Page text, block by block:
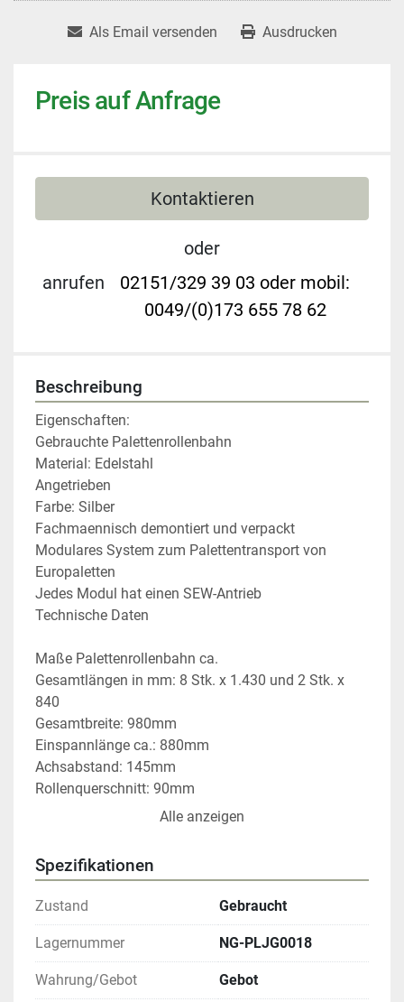
Als Email versenden Ausdrucken
Preis auf Anfrage
Kontaktieren
oder
anrufen
02151/329 39 03 oder mobil:
0049/(0)173 655 78 62
Beschreibung
Eigenschaften:
Gebrauchte Palettenrollenbahn
Material: Edelstahl
Angetrieben
Farbe: Silber
Fachmaennisch demontiert und verpackt
Modulares System zum Palettentransport von
Europaletten
Jedes Modul hat einen SEW-Antrieb
Technische Daten
Maße Palettenrollenbahn ca.
Gesamtlängen in mm: 8 Stk. x 1.430 und 2 Stk. x
840
Gesamtbreite: 980mm
Einspannlänge ca.: 880mm
Achsabstand: 145mm
Rollenquerschnitt: 90mm
hoher Belastung, sanft zum Bestimmungsort.
Maßgeschneiderte Loesungen fuer Ihre Intralogistik
Teleskope zur Be- und Entladung Ihrer Waren sind
wir Ihr kompetenter Ansprechpartner! Gerne erstellen
wir Ihnen Ihr individuelles Angebot oder beraten Sie
Alle anzeigen
Spezifikationen
Zustand Gebraucht
Lagernummer NG-PLJG0018
Wahrung/Gebot Gebot